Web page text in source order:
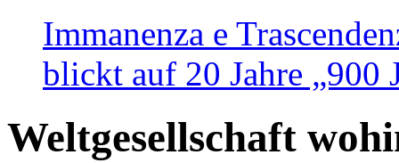
Immanenza e
blickt auf 20 Jahre „900
Weltgesellschaft